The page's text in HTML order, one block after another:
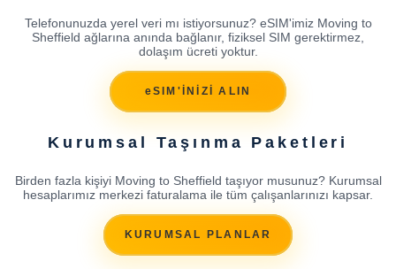
Telefonunuzda yerel veri mı istiyorsunuz? eSIM'imiz Moving to
Sheffield ağlarına anında bağlanır, fiziksel SIM gerektirmez,
dolaşım ücreti yoktur.
eSIM'İNİZİ ALIN
Kurumsal Taşınma Paketleri
Birden fazla kişiyi Moving to Sheffield taşıyor musunuz? Kurumsal
hesaplarımız merkezi faturalama ile tüm çalışanlarınızı kapsar.
KURUMSAL PLANLAR